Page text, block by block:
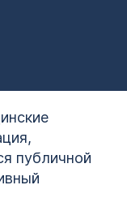
публичной